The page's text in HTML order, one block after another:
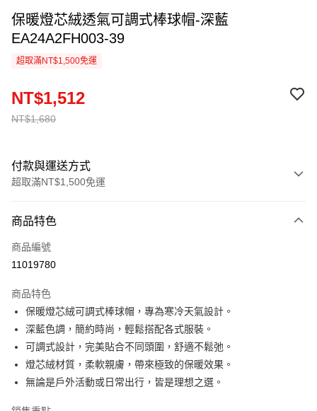
保暖燈芯絨透氣可調式棒球帽-深藍
EA24A2FH003-39
超取滿NT$1,500免運
NT$1,680
NT$1,512
付款與運送方式
超取滿NT$1,500免運
信用卡一次付款
超商取貨付款
Apple Pay
悠遊付
ATM付款
商品特色
商品編號
11019780
商品特色
保暖燈芯絨可調式棒球帽，專為寒冷天氣設計。
深藍色調，簡約時尚，輕鬆搭配各式服裝。
可調式設計，完美貼合不同頭圍，舒適不鬆弛。
燈芯絨材質，柔軟親膚，帶來極致的保暖效果。
無論是戶外活動或日常出行，皆是理想之選。